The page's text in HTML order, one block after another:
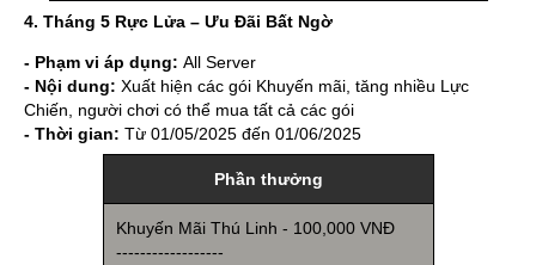
4. Tháng 5 Rực Lửa – Ưu Đãi Bất Ngờ
- Phạm vi áp dụng: All Server
- Nội dung: Xuất hiện các gói Khuyến mãi, tăng nhiều Lực
Chiến, người chơi có thể mua tất cả các gói
- Thời gian: Từ 01/05/2025 đến 01/06/2025
Phần thưởng
Khuyến Mãi Thú Linh - 100,000 VNĐ
------------------